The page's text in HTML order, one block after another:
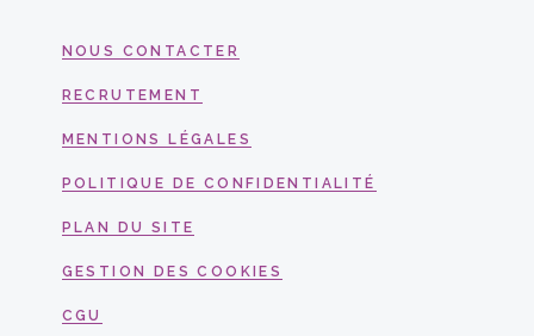
NOUS CONTACTER
RECRUTEMENT
MENTIONS LÉGALES
POLITIQUE DE CONFIDENTIALITÉ
PLAN DU SITE
GESTION DES COOKIES
CGU